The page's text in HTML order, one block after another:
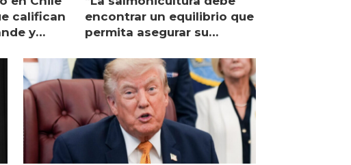
califican
y
encontrar un equilibrio que
permita asegurar su